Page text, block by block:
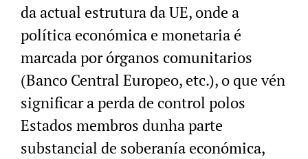
da actual estrutura da UE, onde a
política económica e monetaria é
marcada por órganos comunitarios
(Banco Central Europeo, etc.), o que vén
significar a perda de control polos
Estados membros dunha parte
substancial de soberanía económica,